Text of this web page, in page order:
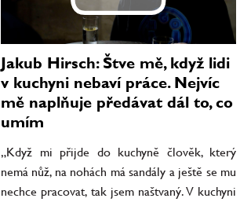
Jakub Hirsch: Štve mě, když lidi
v kuchyni nebaví práce. Nejvíc
mě naplňuje předávat dál to, co
umím
„Když mi přijde do kuchyně člověk, který
nemá nůž, na nohách má sandály a ještě se mu
nechce pracovat, tak jsem naštvaný. V kuchyni